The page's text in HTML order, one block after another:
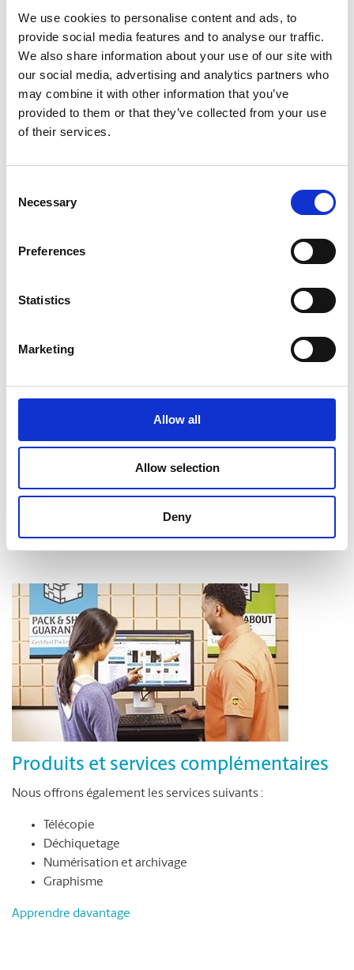
We use cookies to personalise content and ads, to
provide social media features and to analyse our traffic.
We also share information about your use of our site with
our social media, advertising and analytics partners who
may combine it with other information that you’ve
provided to them or that they’ve collected from your use
of their services.
Selection
Necessary
Preferences
Statistics
Marketing
Allow all
Allow selection
Deny
Apprendre davantage
Services de finition de documents
Donnez fière allure à vos documents grâce à nos services de
Assemblage
Mise en bloc
Produits et services complémentaires
Nous offrons également les services suivants :
Télécopie
Déchiquetage
Numérisation et archivage
Graphisme
Apprendre davantage